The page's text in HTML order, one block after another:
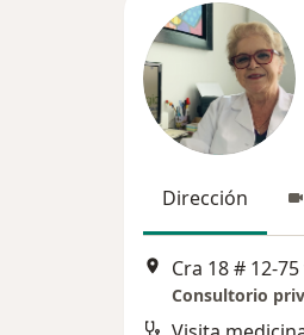
Dirección
Consultorio